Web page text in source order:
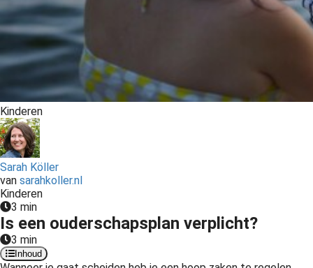
Kinderen
Sarah Köller
van sarahkoller.nl
Kinderen
3 min
Is een ouderschapsplan verplicht?
3 min
Inhoud